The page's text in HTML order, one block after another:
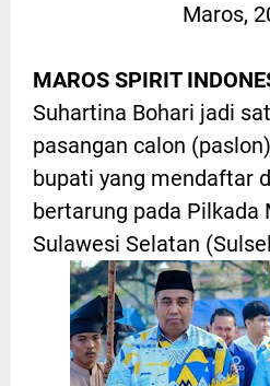
Maros,
MAROS SPIRIT
Suhartina Bohari jadi
pasangan calon
bupati yang mendaftar
bertarung pada Pilkada
Sulawesi Selatan